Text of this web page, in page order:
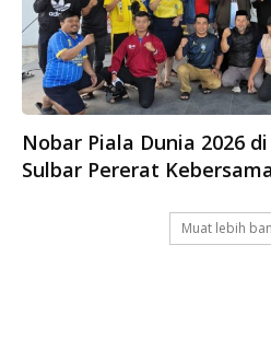
Nobar Piala Dunia 2026
Sulbar Pererat
Muat lebih